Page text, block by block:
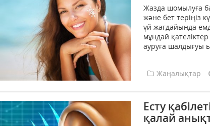
Жазда шомылуға
және бет теріңіз
үй жағдайында
мұндай
ауруға шалдығуы
Жаңалықтар
Есту
қалай